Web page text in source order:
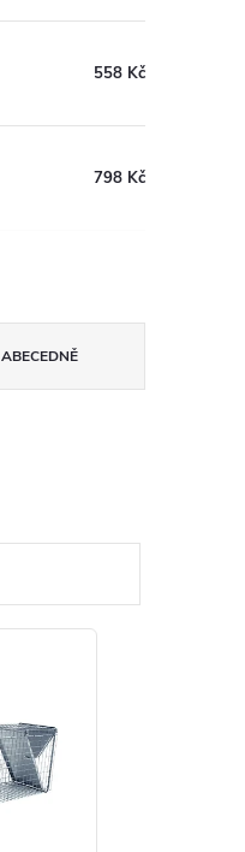
558 Kč
798 Kč
ABECEDNĚ